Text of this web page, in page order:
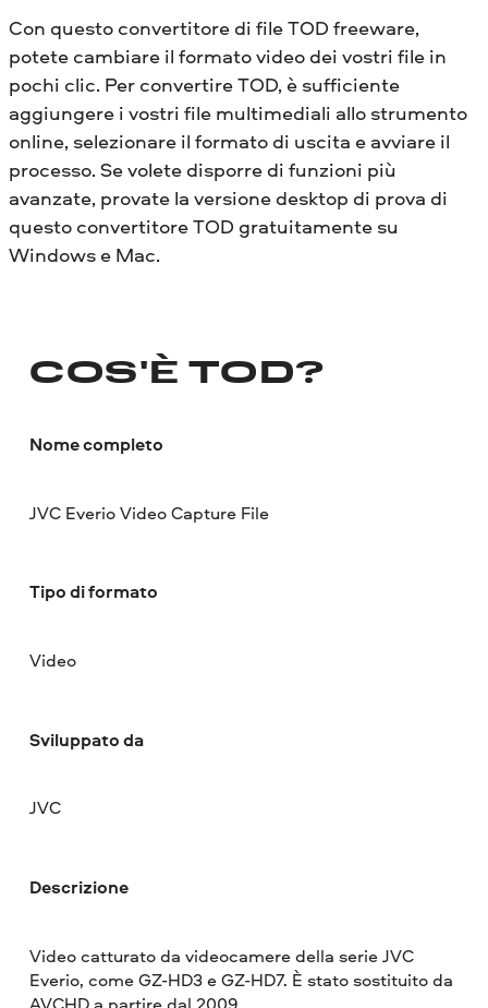
Con questo convertitore di file TOD freeware,
potete cambiare il formato video dei vostri file in
pochi clic. Per convertire TOD, è sufficiente
aggiungere i vostri file multimediali allo strumento
online, selezionare il formato di uscita e avviare il
processo. Se volete disporre di funzioni più
avanzate, provate la versione desktop di prova di
questo convertitore TOD gratuitamente su
Windows e Mac.
COS'È TOD?
Nome completo
JVC Everio Video Capture File
Tipo di formato
Video
Sviluppato da
JVC
Descrizione
Video catturato da videocamere della serie JVC
Everio, come GZ-HD3 e GZ-HD7. È stato sostituito da